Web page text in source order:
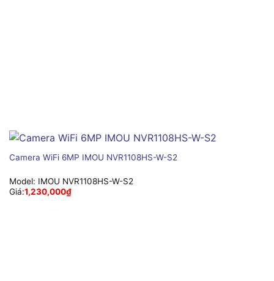
Camera WiFi 6MP IMOU NVR1108HS-W-S2
Model: IMOU NVR1108HS-W-S2
Giá:1,230,000₫